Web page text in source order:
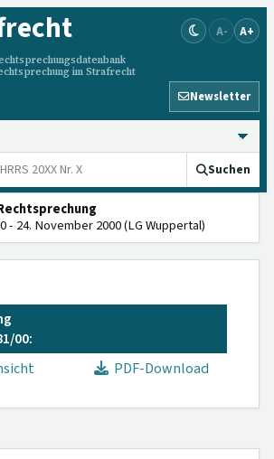
im Strafrecht
A- A+
Newsletter
Suchen
- 24. November 2000 (LG Wuppertal)
00:
PDF-Download